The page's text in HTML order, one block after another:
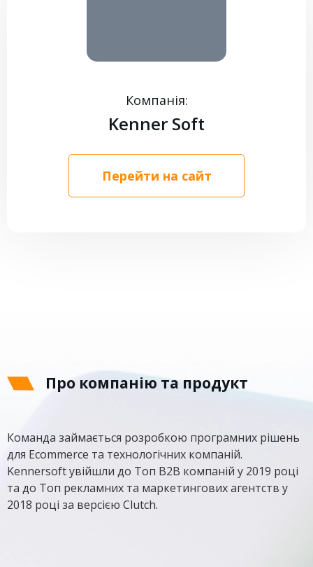
Компанія:
Kenner Soft
Перейти на сайт
Про компанію та продукт
Команда займається розробкою програмних рішень
для Ecommerce та технологічних компаній.
Kennersoft увійшли до Топ B2B компаній у 2019 році
та до Топ рекламних та маркетингових агентств у
2018 році за версією Clutch.